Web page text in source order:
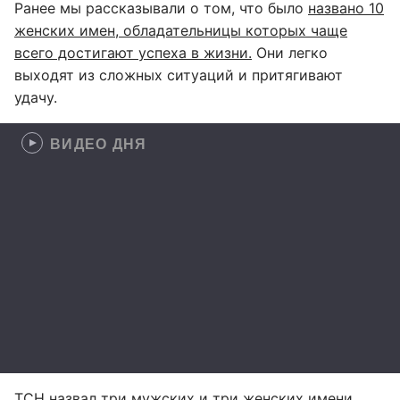
Ранее мы рассказывали о том, что было названо 10
женских имен, обладательницы которых чаще
всего достигают успеха в жизни. Они легко
выходят из сложных ситуаций и притягивают
удачу.
ВИДЕО ДНЯ